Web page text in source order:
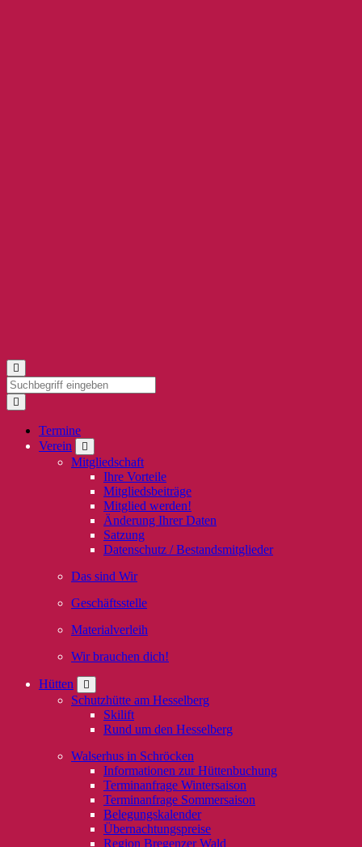
Termine
Verein
Mitgliedschaft
Ihre Vorteile
Mitgliedsbeiträge
Mitglied werden!
Änderung Ihrer Daten
Satzung
Datenschutz / Bestandsmitglieder
Das sind Wir
Geschäftsstelle
Materialverleih
Wir brauchen dich!
Hütten
Schutzhütte am Hesselberg
Skilift
Rund um den Hesselberg
Walserhus in Schröcken
Informationen zur Hüttenbuchung
Terminanfrage Wintersaison
Terminanfrage Sommersaison
Belegungskalender
Übernachtungspreise
Region Bregenzer Wald